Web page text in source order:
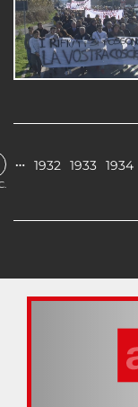
… 1932 1933 1934